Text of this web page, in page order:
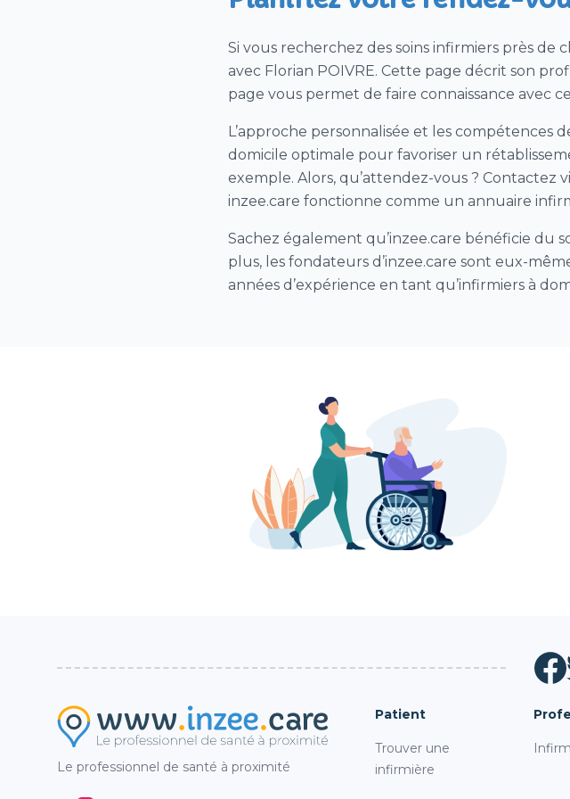
Si vous recherchez des soins infirmiers près
avec Florian POIVRE. Cette page décrit son
page vous permet de faire connaissance avec
L’approche personnalisée et les
domicile optimale pour favoriser un
exemple. Alors, qu’attendez-vous ? Contactez
inzee.care fonctionne comme un annuaire
Sachez également qu’inzee.care bénéficie du
plus, les fondateurs d’inzee.care sont eux-
années d’expérience en tant qu’infirmiers à
Le professionnel de santé à proximité
Patient
Trouver une
infirmière